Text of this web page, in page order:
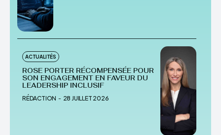
ACTUALITÉS
ROSE PORTER RÉCOMPENSÉE POUR
SON ENGAGEMENT EN FAVEUR DU
LEADERSHIP INCLUSIF
RÉDACTION - 28 JUILLET 2026